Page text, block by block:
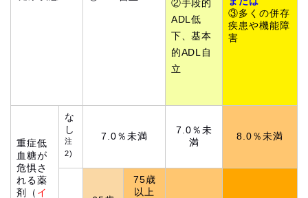
②手段的
ADL低
下、基本
的ADL自
立
③多くの併存
疾患や機能障
害
重症低
血糖が
危惧さ
れる薬
剤（ イ
な
し
注
2)
7.0％未満
7.0％未
満
8.0％未満
75歳
以上